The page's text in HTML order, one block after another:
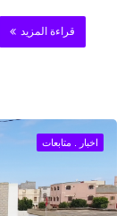
قراءة المزيد
اخبار . متابعات